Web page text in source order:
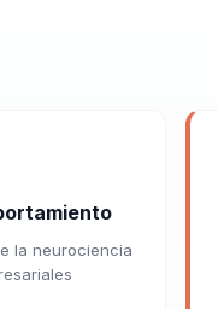
la neurociencia